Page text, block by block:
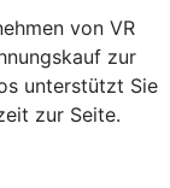
von VR
zur
unterstützt Sie
zur Seite.